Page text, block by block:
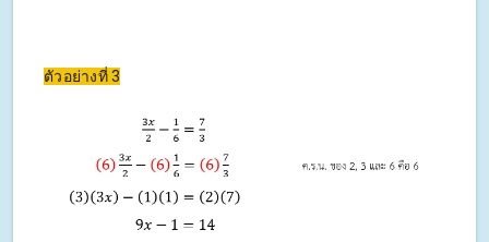
ตัวอย่างที่ 3